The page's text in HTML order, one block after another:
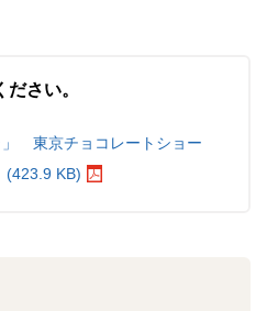
さい。
」 東京チョコレートショー
KB)